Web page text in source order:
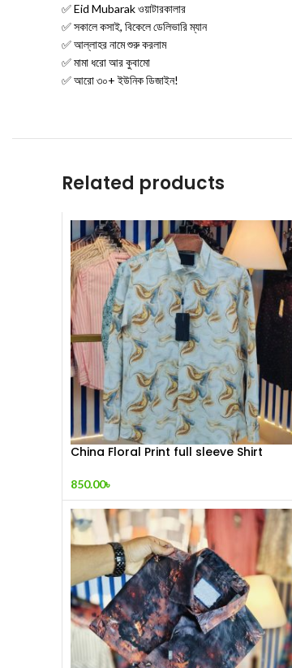
✅ Eid Mubarak ওয়াটারকালার
✅ সকালে কসাই, বিকেলে ডেলিভারি ম্যান
✅ আল্লাহর নামে শুরু করলাম
✅ মামা ধরো আর কুবামো
✅ আরো ৩০+ ইউনিক ডিজাইন!
Related products
China Floral Print full sleeve Shirt
850.00৳